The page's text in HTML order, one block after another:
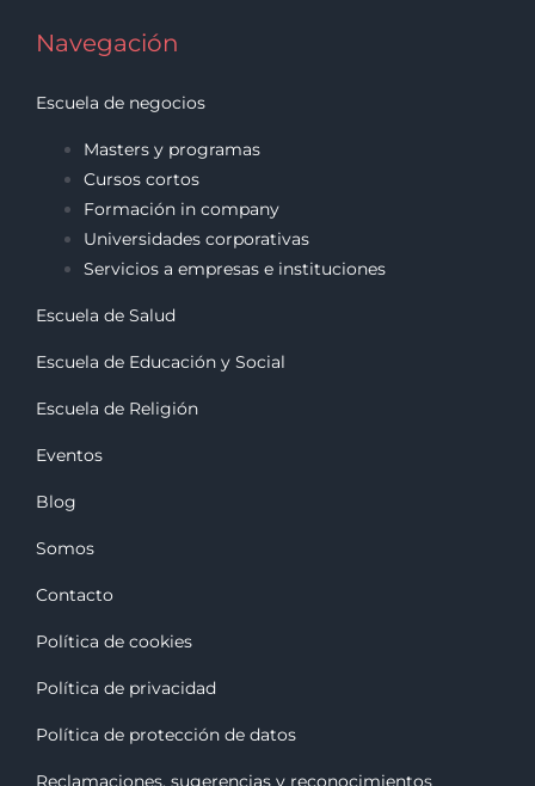
Navegación
Escuela de negocios
Masters y programas
Cursos cortos
Formación in company
Universidades corporativas
Servicios a empresas e instituciones
Escuela de Salud
Escuela de Educación y Social
Escuela de Religión
Eventos
Blog
Somos
Contacto
Política de cookies
Política de privacidad
Política de protección de datos
Reclamaciones, sugerencias y reconocimientos